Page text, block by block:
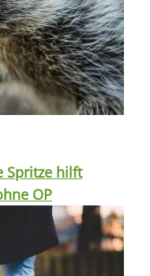
Spritze hilft
OP